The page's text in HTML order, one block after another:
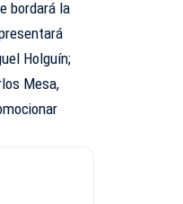
bordará la
Holguín;
Mesa,